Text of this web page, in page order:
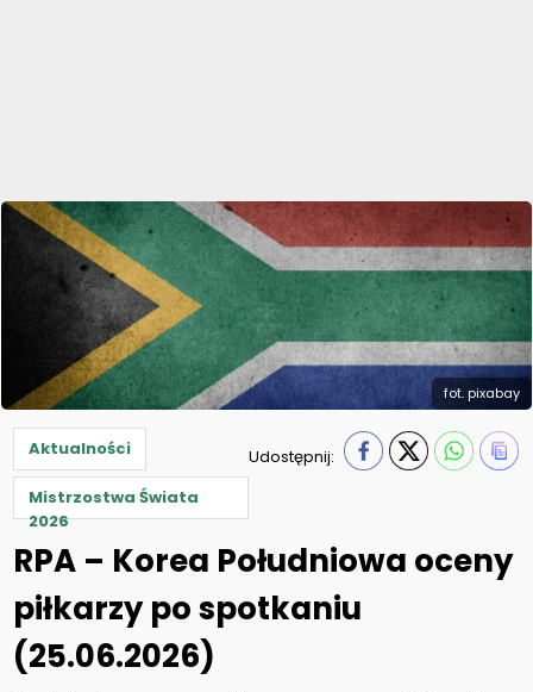
fot. pixabay
Aktualności
Mistrzostwa Świata
2026
Udostępnij:
RPA – Korea Południowa oceny
piłkarzy po spotkaniu
(25.06.2026)